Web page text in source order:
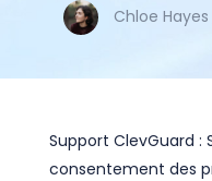
Chloe Hayes
Support ClevGuard :
consentement des